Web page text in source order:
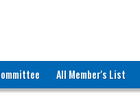
All Member's List